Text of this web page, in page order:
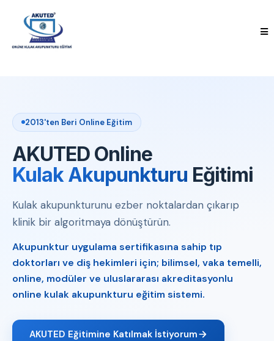
2013'ten Beri Online Eğitim
AKUTED Online
Kulak Akupunkturu Eğitimi
Kulak akupunkturunu ezber noktalardan çıkarıp
klinik bir algoritmaya dönüştürün.
Akupunktur uygulama sertifikasına sahip tıp
doktorları ve diş hekimleri için; bilimsel, vaka temelli,
online, modüler ve uluslararası akreditasyonlu
online kulak akupunkturu eğitim sistemi.
AKUTED Eğitimine Katılmak İstiyorum